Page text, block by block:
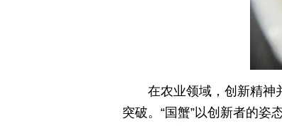
在农业领域，创新精神
突破。“国蟹”以创新者的姿